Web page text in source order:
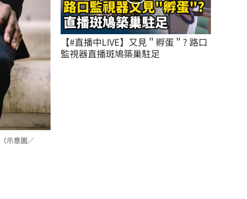
示意圖／
【#直播中LIVE】又見＂孵蛋＂? 路口
監視器直播斑鳩築巢駐足